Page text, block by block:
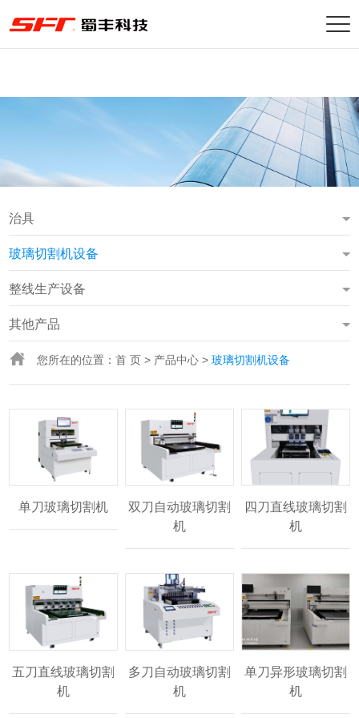
治具
玻璃切割机设备
整线生产设备
其他产品
您所在的位置：首 页 > 产品中心 >玻璃切割机设备
单刀玻璃切割机
双刀自动玻璃切割
机
四刀直线玻璃切割
机
五刀直线玻璃切割
机
多刀自动玻璃切割
机
单刀异形玻璃切割
机